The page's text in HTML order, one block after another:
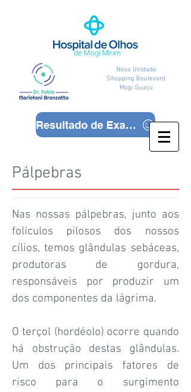
Nova Unidade
Shopping Boulevard
Mogi Guaçu
Resultado de Exames
Pálpebras
Nas nossas pálpebras, junto aos
folículos pilosos dos nossos
cílios, temos glândulas sebáceas,
produtoras de gordura,
responsáveis por produzir um
dos componentes da lágrima.
O terçol (hordéolo) ocorre quando
há obstrução destas glândulas.
Um dos principais fatores de
risco para o surgimento